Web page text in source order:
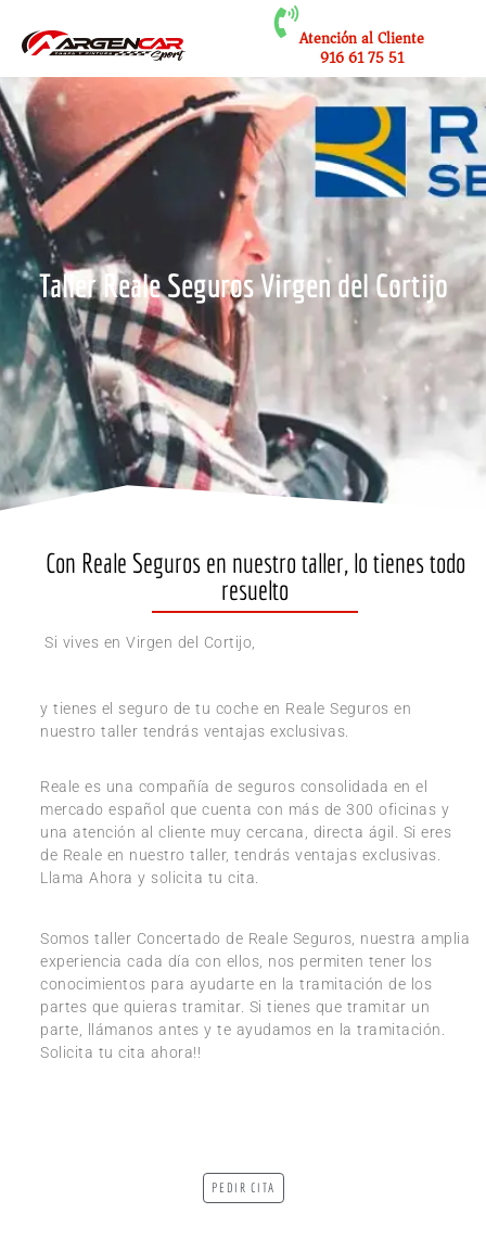
Atención al Cliente
916 61 75 51
Taller Reale Seguros Virgen del Cortijo
Con Reale Seguros en nuestro taller, lo tienes todo
resuelto
Si vives en Virgen del Cortijo,
y tienes el seguro de tu coche en Reale Seguros en
nuestro taller tendrás ventajas exclusivas.
Reale es una compañía de seguros consolidada en el
mercado español que cuenta con más de 300 oficinas y
una atención al cliente muy cercana, directa ágil. Si eres
de Reale en nuestro taller, tendrás ventajas exclusivas.
Llama Ahora y solicita tu cita.
Somos taller Concertado de Reale Seguros, nuestra amplia
experiencia cada día con ellos, nos permiten tener los
conocimientos para ayudarte en la tramitación de los
partes que quieras tramitar. Si tienes que tramitar un
parte, llámanos antes y te ayudamos en la tramitación.
Solicita tu cita ahora!!
PEDIR CITA